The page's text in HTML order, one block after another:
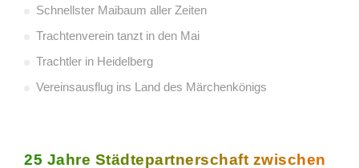
Schnellster Maibaum aller Zeiten
Trachtenverein tanzt in den Mai
Trachtler in Heidelberg
Vereinsausflug ins Land des Märchenkönigs
25 Jahre Städtepartnerschaft zwischen